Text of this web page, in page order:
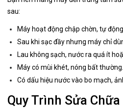
sau:
Máy hoạt động chập chờn, tự
Sau khi sạc đầy nhưng máy chỉ
Lau không sạch, nước ra quá ít
Máy có mùi khét, nóng bất thường.
Có dấu hiệu nước vào bo mạch,
Quy Trình Sửa